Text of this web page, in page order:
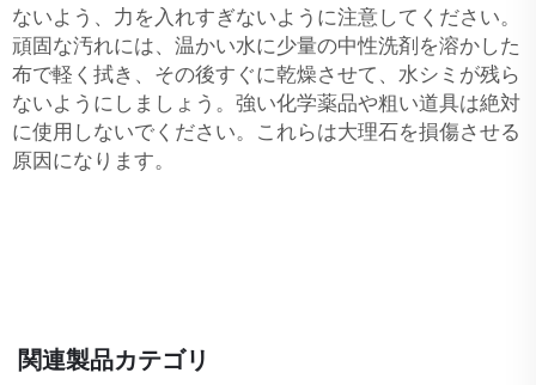
ないよう、力を入れすぎないように注意してください。
頑固な汚れには、温かい水に少量の中性洗剤を溶かした
布で軽く拭き、その後すぐに乾燥させて、水シミが残ら
ないようにしましょう。強い化学薬品や粗い道具は絶対
に使用しないでください。これらは大理石を損傷させる
原因になります。
関連製品カテゴリ